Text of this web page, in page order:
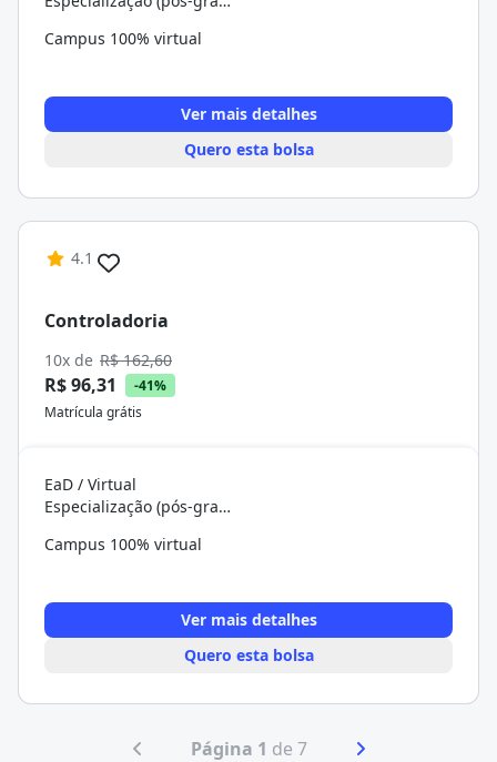
Campus 100% virtual
Ver mais detalhes
Quero esta bolsa
4.1
Controladoria
10x de R$ 162,60
R$ 96,31
-41%
Matrícula grátis
EaD / Virtual
Especialização (pós-graduação)
Campus 100% virtual
Ver mais detalhes
Quero esta bolsa
Página 1 de 7